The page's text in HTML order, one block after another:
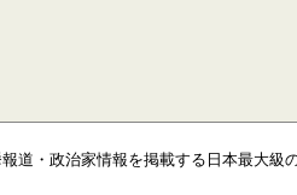
道・政治家情報を掲載する日本最大級